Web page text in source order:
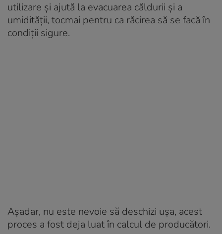
utilizare și ajută la evacuarea căldurii și a
umidității, tocmai pentru ca răcirea să se facă în
condiții sigure.
Așadar, nu este nevoie să deschizi ușa, acest
proces a fost deja luat în calcul de producători.